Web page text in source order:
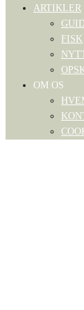
ARTIKLER
FISK
OM OS